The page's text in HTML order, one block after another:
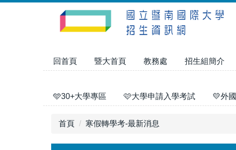
回首頁 暨大首頁 教務處 招生組簡介
🩵30+大學專區 🩷大學申請入學考試 💛外
首頁 寒假轉學考-最新消息